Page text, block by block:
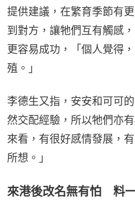
提供建議，在繁育季節有
到對方，讓牠們互有觸感
更容易成功，「個人覺得
殖。」
李德生又指，安安和可可
然交配經驗，所以牠們亦
來看，有很好感情發展，
所想。」
來港後改名無有怕 料